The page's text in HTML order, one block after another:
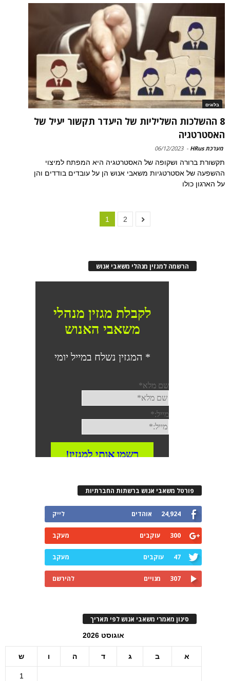
בלוגים
8 ההשלכות השליליות של היעדר תקשור יעיל של
האסטרטגיה
מערכת HRus -
06/12/2023
תקשורת ברורה ושקופה של האסטרטגיה היא המפתח למיצוי
ההשפעה של אסטרטגיות משאבי אנוש הן על עובדים בודדים והן
על הארגון כולו
1 2
הרשמה למגזין מנהלי משאבי אנוש
פורטל משאבי אנוש ברשתות החברתיות
24,924 אוהדים לייק
300 עוקבים מעקב
47 עוקבים מעקב
307 מנויים להירשם
סינון מאמרי משאבי אנוש לפי תאריך
אוגוסט 2026
א ב ג ד ה ו ש
1